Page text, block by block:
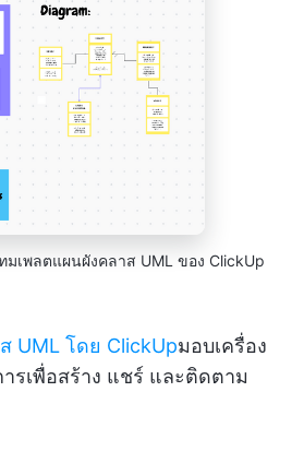
มเพลตแผนผังคลาส UML ของ ClickUp
UML โดย ClickUpมอบเครื่อง
เพื่อสร้าง แชร์ และติดตาม